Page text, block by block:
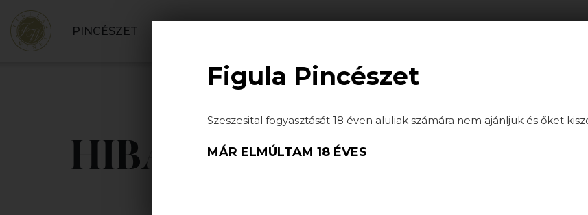
PINCÉSZET
HIBA
Figula Pincészet
Szeszesital fogyasztását 18 éven aluliak számára nem ajánljuk és őket
MÁR ELMÚLTAM 18 ÉVES